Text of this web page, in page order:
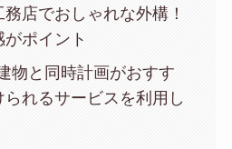
店でおしゃれな外構！
ポイント
物と同時計画がおすす
れるサービスを利用し